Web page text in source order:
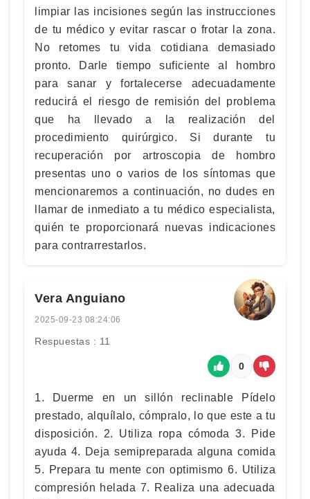
limpiar las incisiones según las instrucciones
de tu médico y evitar rascar o frotar la zona.
No retomes tu vida cotidiana demasiado
pronto. Darle tiempo suficiente al hombro
para sanar y fortalecerse adecuadamente
reducirá el riesgo de remisión del problema
que ha llevado a la realización del
procedimiento quirúrgico. Si durante tu
recuperación por artroscopia de hombro
presentas uno o varios de los síntomas que
mencionaremos a continuación, no dudes en
llamar de inmediato a tu médico especialista,
quién te proporcionará nuevas indicaciones
para contrarrestarlos.
Vera Anguiano
2025-09-23 08:24:06
Respuestas : 11
0
1. Duerme en un sillón reclinable Pídelo
prestado, alquílalo, cómpralo, lo que este a tu
disposición. 2. Utiliza ropa cómoda 3. Pide
ayuda 4. Deja semipreparada alguna comida
5. Prepara tu mente con optimismo 6. Utiliza
compresión helada 7. Realiza una adecuada